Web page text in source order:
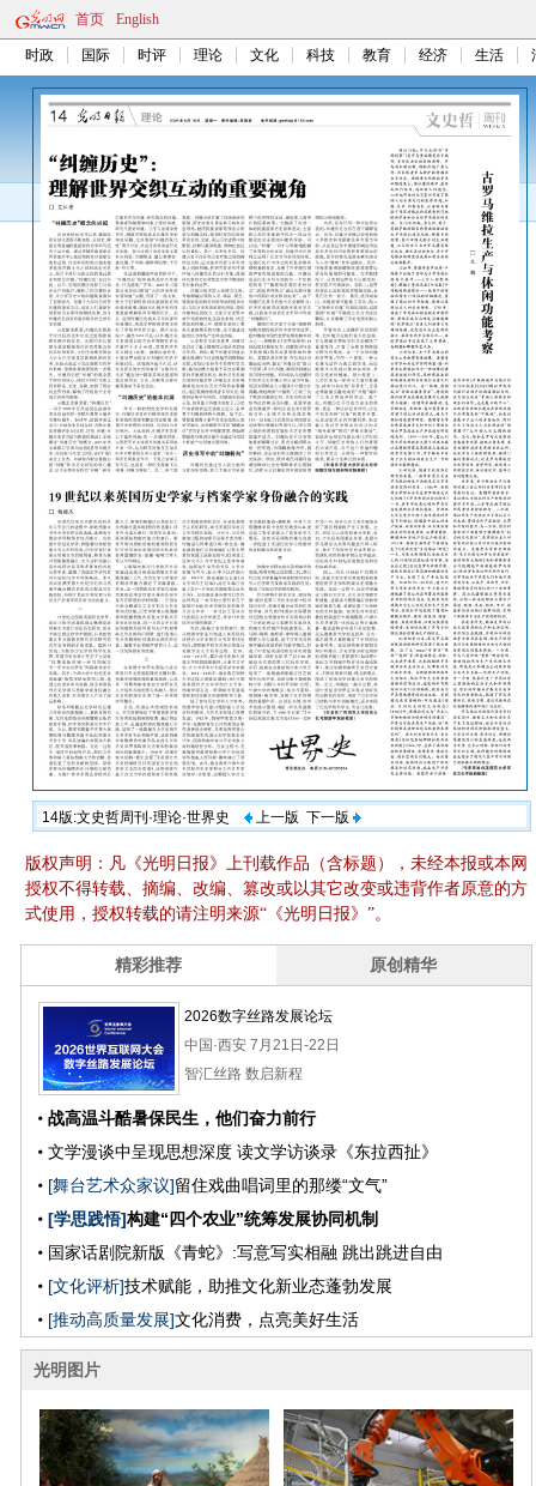
首页 English
时政 国际 时评 理论 文化 科技 教育 经济 生活
14版:文史哲周刊·理论·世界史 上一版 下一版
版权声明：凡《光明日报》上刊载作品（含标题），未经本报或本网
授权不得转载、摘编、改编、篡改或以其它改变或违背作者原意的方
式使用，授权转载的请注明来源“《光明日报》”。